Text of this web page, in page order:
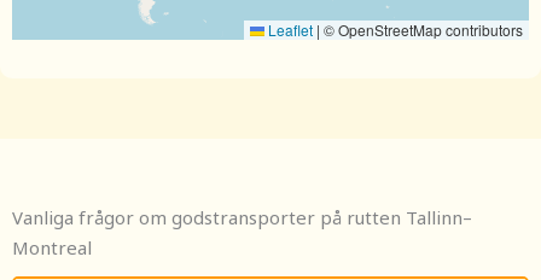
Leaflet | © OpenStreetMap contributors
Vanliga frågor om godstransporter på rutten Tallinn–
Montreal